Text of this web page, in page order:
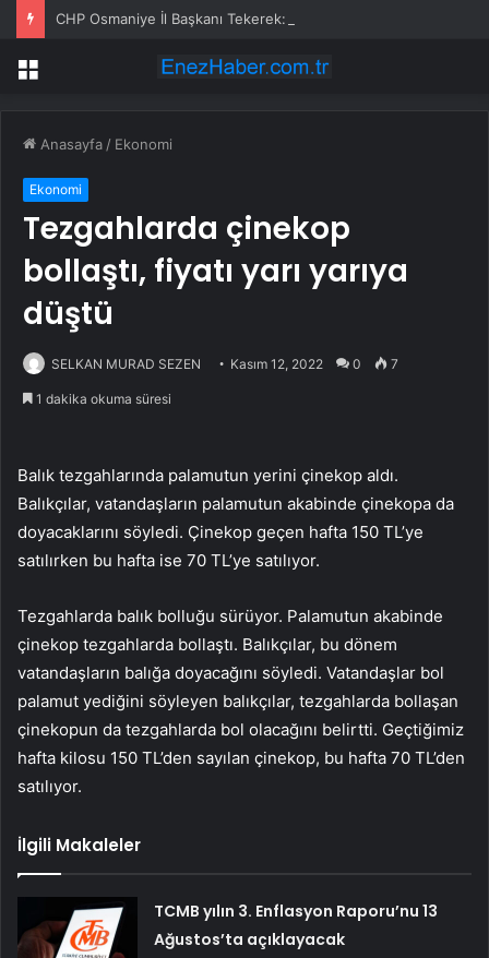
Menü
Anasayfa / Ekonomi
Ekonomi
Tezgahlarda çinekop
bollaştı, fiyatı yarı yarıya
düştü
SELKAN MURAD SEZEN Kasım 12, 2022 0 7
1 dakika okuma süresi
Balık tezgahlarında palamutun yerini çinekop aldı.
Balıkçılar, vatandaşların palamutun akabinde çinekopa da
doyacaklarını söyledi. Çinekop geçen hafta 150 TL’ye
satılırken bu hafta ise 70 TL’ye satılıyor.
Tezgahlarda balık bolluğu sürüyor. Palamutun akabinde
çinekop tezgahlarda bollaştı. Balıkçılar, bu dönem
vatandaşların balığa doyacağını söyledi. Vatandaşlar bol
palamut yediğini söyleyen balıkçılar, tezgahlarda bollaşan
çinekopun da tezgahlarda bol olacağını belirtti. Geçtiğimiz
hafta kilosu 150 TL’den sayılan çinekop, bu hafta 70 TL’den
satılıyor.
İlgili Makaleler
TCMB yılın 3. Enflasyon Raporu’nu 13
Ağustos’ta açıklayacak